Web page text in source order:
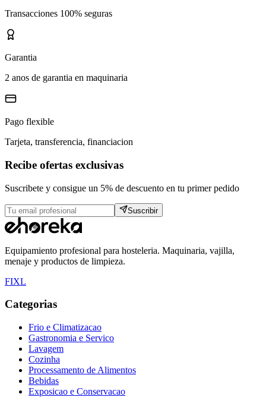
Transacciones 100% seguras
Garantia
2 anos de garantia en maquinaria
Pago flexible
Tarjeta, transferencia, financiacion
Recibe ofertas exclusivas
Suscribete y consigue un 5% de descuento en tu primer pedido
Suscribir
Equipamiento profesional para hosteleria. Maquinaria, vajilla,
menaje y productos de limpieza.
FIXL
Categorias
Frio e Climatizacao
Gastronomia e Servico
Lavagem
Cozinha
Processamento de Alimentos
Bebidas
Exposicao e Conservacao